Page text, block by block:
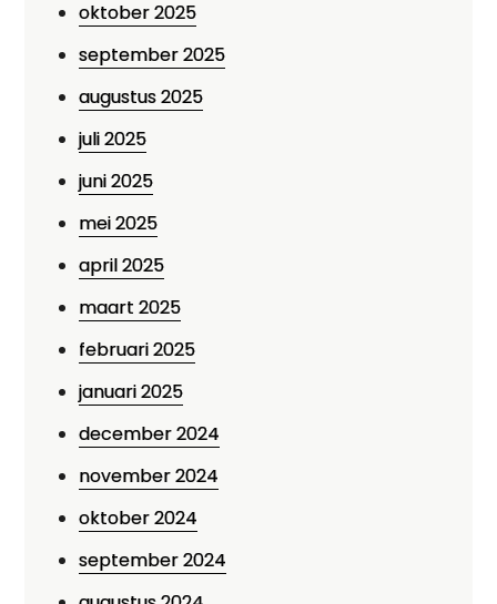
oktober 2025
september 2025
augustus 2025
juli 2025
juni 2025
mei 2025
april 2025
maart 2025
februari 2025
januari 2025
december 2024
november 2024
oktober 2024
september 2024